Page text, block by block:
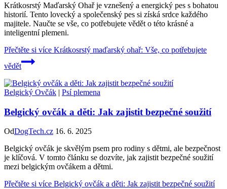
Krátkosrstý Maďarský Ohař je vznešený a energický pes s bohatou
historií. Tento lovecký a společenský pes si získá srdce každého
majitele. Naučte se vše, co potřebujete vědět o této krásné a
inteligentní plemeni.
Přečtěte si více Krátkosrstý maďarský ohař: Vše, co potřebujete
vědět
Belgický Ovčák | Psí plemena
Belgický ovčák a děti: Jak zajistit bezpečné soužití
OdDogTech.cz 16. 6. 2025
Belgický ovčák je skvělým psem pro rodiny s dětmi, ale bezpečnost
je klíčová. V tomto článku se dozvíte, jak zajistit bezpečné soužití
mezi belgickým ovčákem a dětmi.
Přečtěte si více Belgický ovčák a děti: Jak zajistit bezpečné soužití